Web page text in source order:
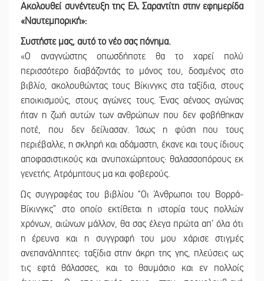
Ακολουθεί συνέντευξη της Ελ. Σαραντίτη στην εφημερίδα
«Ναυτεμπορική»:
Συστήστε μας, αυτό το νέο σας πόνημα.
«Ο αναγνώστης οπωσδήποτε θα το χαρεί πολύ
περισσότερο διαβάζοντάς το μόνος του, δοσμένος στο
βιβλίο, ακολουθώντας τους Βίκινγκς στα ταξίδια, στους
εποικισμούς, στους αγώνες τους. Ένας αέναος αγώνας
ήταν η ζωή αυτών των ανθρώπων που δεν φοβήθηκαν
ποτέ, που δεν δείλιασαν. Ίσως η φύση που τους
περιέβαλλε, η σκληρή και αδάμαστη, έκανε και τους ίδιους
αποφασιστικούς και ανυποχώρητους· θαλασσοπόρους εκ
γενετής. Ατρόμητους μα και φοβερούς.
Ως συγγραφέας του βιβλίου “Οι Άνθρωποι του Βορρά-
Βίκινγκς” στο οποίο εκτίθεται η ιστορία τους πολλών
χρόνων, αιώνων μάλλον, θα σας έλεγα πρώτα απ’ όλα ότι
η έρευνα και η συγγραφή του μου χάρισε στιγμές
ανεπανάληπτες: ταξίδια στην άκρη της γης, πλεύσεις ως
τις εφτά θάλασσες, και το θαυμάσιο και εν πολλοίς